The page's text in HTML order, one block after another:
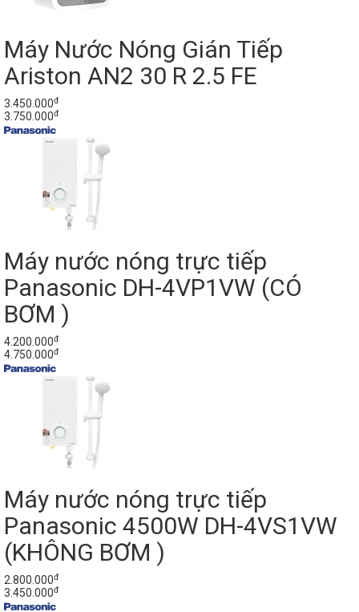
Máy Nước Nóng Gián Tiếp
Ariston AN2 30 R 2.5 FE
3.450.000đ
3.750.000đ
Máy nước nóng trực tiếp
Panasonic DH-4VP1VW (CÓ
BƠM )
4.200.000đ
4.750.000đ
Máy nước nóng trực tiếp
Panasonic 4500W DH-4VS1VW
(KHÔNG BƠM )
2.800.000đ
3.450.000đ